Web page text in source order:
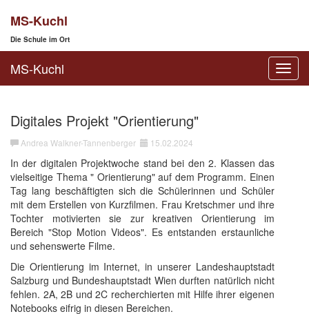
MS-Kuchl
Die Schule im Ort
MS-Kuchl
Digitales Projekt "Orientierung"
Andrea Walkner-Tannenberger 15.02.2024
In der digitalen Projektwoche stand bei den 2. Klassen das
vielseitige Thema " Orientierung" auf dem Programm. Einen
Tag lang beschäftigten sich die Schülerinnen und Schüler
mit dem Erstellen von Kurzfilmen. Frau Kretschmer und ihre
Tochter motivierten sie zur kreativen Orientierung im
Bereich "Stop Motion Videos". Es entstanden erstaunliche
und sehenswerte Filme.
Die Orientierung im Internet, in unserer Landeshauptstadt
Salzburg und Bundeshauptstadt Wien durften natürlich nicht
fehlen. 2A, 2B und 2C recherchierten mit Hilfe ihrer eigenen
Notebooks eifrig in diesen Bereichen.